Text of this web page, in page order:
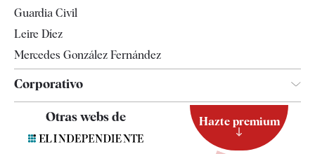
Guardia Civil
Leire Díez
Mercedes González Fernández
Corporativo
Contacto
Otras webs de Hazte premium